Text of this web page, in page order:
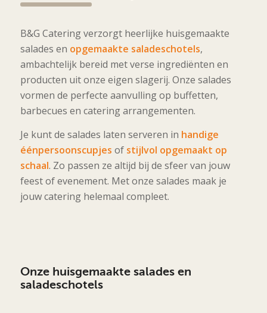
B&G Catering verzorgt heerlijke huisgemaakte
salades en opgemaakte saladeschotels,
ambachtelijk bereid met verse ingrediënten en
producten uit onze eigen slagerij. Onze salades
vormen de perfecte aanvulling op buffetten,
barbecues en catering arrangementen.
Je kunt de salades laten serveren in handige
éénpersoonscupjes of stijlvol opgemaakt op
schaal. Zo passen ze altijd bij de sfeer van jouw
feest of evenement. Met onze salades maak je
jouw catering helemaal compleet.
Onze huisgemaakte salades en
saladeschotels